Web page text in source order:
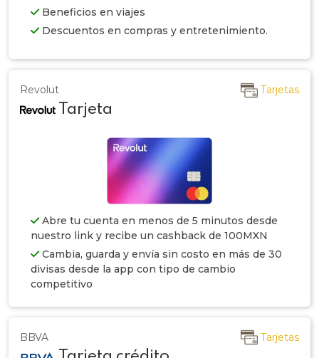
Beneficios en viajes
Descuentos en compras y entretenimiento.
Revolut Tarjetas
Tarjeta
Abre tu cuenta en menos de 5 minutos desde
nuestro link y recibe un cashback de 100MXN
Cambia, guarda y envía sin costo en más de 30
divisas desde la app con tipo de cambio
competitivo
BBVA Tarjetas